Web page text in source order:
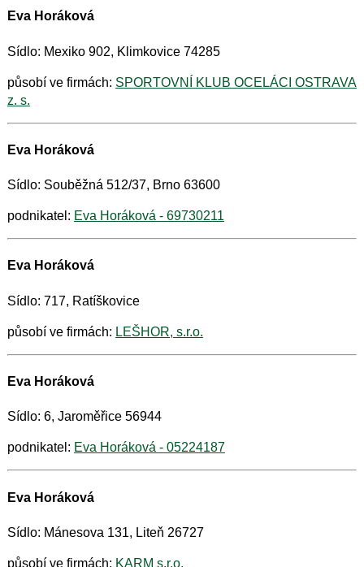
Eva Horáková
Sídlo: Mexiko 902, Klimkovice 74285
působí ve firmách: SPORTOVNÍ KLUB OCELÁCI OSTRAVA
z. s.
Eva Horáková
Sídlo: Souběžná 512/37, Brno 63600
podnikatel: Eva Horáková - 69730211
Eva Horáková
Sídlo: 717, Ratíškovice
působí ve firmách: LEŠHOR, s.r.o.
Eva Horáková
Sídlo: 6, Jaroměřice 56944
podnikatel: Eva Horáková - 05224187
Eva Horáková
Sídlo: Mánesova 131, Liteň 26727
působí ve firmách: KARM s.r.o.